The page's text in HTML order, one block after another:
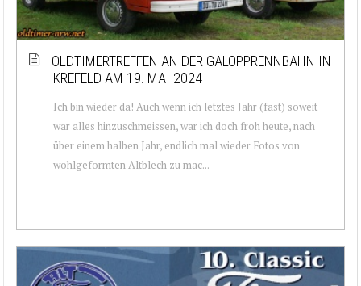
OLDTIMERTREFFEN AN DER GALOPPRENNBAHN IN
KREFELD AM 19. MAI 2024
Ich bin wieder da! Auch wenn ich letztes Jahr (fast) soweit
war alles hinzuschmeissen, war ich doch froh heute, nach
über einem halben Jahr, endlich mal wieder Fotos von
wohlgeformten Altblech zu mac...